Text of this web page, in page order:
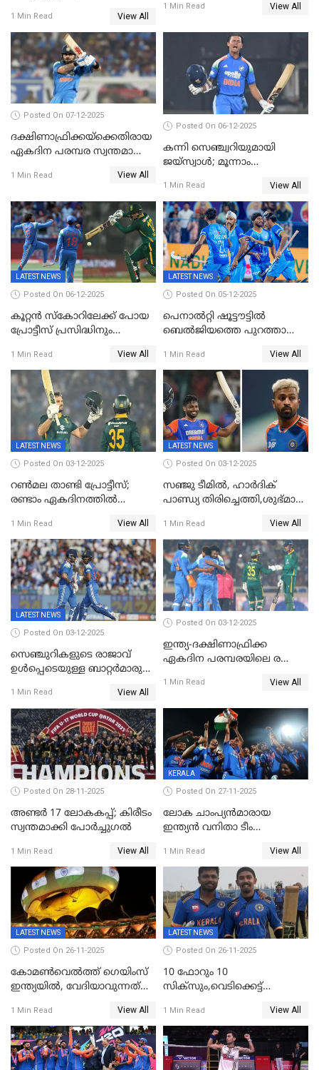
വിക്കറ്റ് തികയ്ക്കുന്ന
താരമായി ബുമ്ര
1 Min Read View All
1 Min Read View All
Posted On 07-12-2025
ദക്ഷിണാഫ്രിക്കയ്‌ക്കെതിരായ
ഏകദിന പരമ്പര സ്വന്തമാക്കി
1 Min Read View All
Posted On 06-12-2025
കന്നി സെഞ്ച്വറിയുമായി
ജയ്‌സ്വാൾ; മൂന്നാം
പ്രോട്ടീസിനെതിരെ ജയം,
പരമ്പര
1 Min Read View All
LATEST NEWS
Posted On 06-12-2025
കൂറ്റൻ സ്കോറിലേക്ക് പോയ
പ്രോട്ടീസ് പ്രസിദ്ധിനും
അടിതെറ്റി, ഇന്ത്യക്ക് 271
റണ്‍സ് വിജയലക്ഷ്യം
1 Min Read View All
LATEST NEWS
Posted On 05-12-2025
പെനാൽറ്റി ഷൂട്ടൗട്ടിൽ
ബെൽജിയത്തെ പുറത്താക്കി;
ലോകകപ്പിൽ ഇന്ത്യ
സെമിയിൽ
1 Min Read View All
LATEST NEWS
Posted On 03-12-2025
റണ്‍മല താണ്ടി പ്രോട്ടീസ്;
രണ്ടാം ഏകദിനത്തില്‍
ഒപ്പത്തിനൊപ്പം
1 Min Read View All
LATEST NEWS
Posted On 03-12-2025
സഞ്ജു ടീമില്‍, ഹാര്‍ദിക്
പാണ്ഡ്യ തിരിച്ചെത്തി,​ശുഭ്മാൻ
ഇല്ല;
ദക്ഷിണാഫ്രിക്കയ്‌ക്കെതിരായ
ടി20 പരമ്പരയ്ക്കുള്ള ഇന്ത്യന്‍
ടീമിനെ പ്രഖ്യാപിച്ചു
1 Min Read View All
LATEST NEWS
Posted On 03-12-2025
സെഞ്ചുറികളുടെ രാജാവ്
ഉൾപ്പെടെയുള്ള ബാറ്റർമാരുടെ
ഇന്ത്യയ്ക്ക് 358 റൺസ്
1 Min Read View All
Posted On 03-12-2025
ഇന്ത്യ-ദക്ഷിണാഫ്രിക്ക
ഏകദിന പരമ്പരയിലെ രണ്ടാം
1 Min Read View All
Posted On 28-11-2025
അണ്ടര്‍ 17 ലോകകപ്പ്; കിരീടം
സ്വന്തമാക്കി പോര്‍ച്ചുഗല്‍
1 Min Read View All
KERALA
Posted On 27-11-2025
ലോക ചാംപ്യൻമാരായ
ഇന്ത്യൻ വനിതാ ടീം
മത്സരങ്ങൾ ​ഗ്രീൻഫീൽഡിൽ
1 Min Read View All
LATEST NEWS
Posted On 26-11-2025
കോമൺവെൽത്ത് ഗെയിംസ്
ഇന്ത്യയിൽ, വേദിയാവുന്നത്
1 Min Read View All
LATEST NEWS
Posted On 26-11-2025
10 ഫോറും 10
സിക്‌സും,വെടിക്കെട്ട്
അര്‍ധ സെഞ്ചുറിയുമായി
സഞ്ജു; ഒഡിഷയെ 10
വിക്കറ്റിന് തകര്‍ത്ത് കേരളം
1 Min Read View All